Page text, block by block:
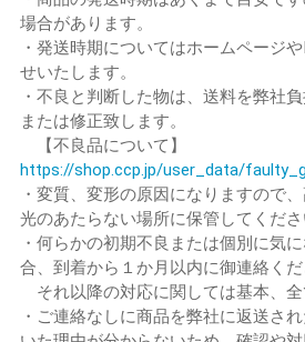
場合があります。
・発送時期についてはホームページ
せいたします。
・不良と判断した物は、送料を弊社
または修正致します。
【不良品について】
https://shop.ccp.jp/user_data/
・変質、変形の原因になりますので
光のあたらない場所に保管してくださ
・何らかの初期不良または個別に気
合、到着から１か月以内に御連絡くだ
それ以降の対応に関しては基本、全
・ご連絡なしに商品を弊社に返送さ